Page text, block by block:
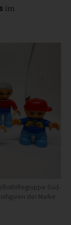
im
Süd-
der Marke